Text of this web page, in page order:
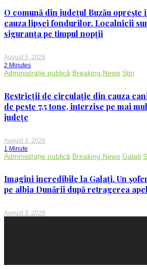
O comună din județul Buzău
cauza lipsei fondurilor. Localnicii
siguranța pe timpul nopții
August 5, 2026
2 Minutes
Administrație publică Breaking News Stiri
Restricții de circulație din cauza
de peste 7,5 tone, interzise pe mai
județe
August 3, 2026
1 Minute
Administrație publică Breaking News Galati
Imagini incredibile la Galați. Un
pe albia Dunării după retragerea
August 3, 2026